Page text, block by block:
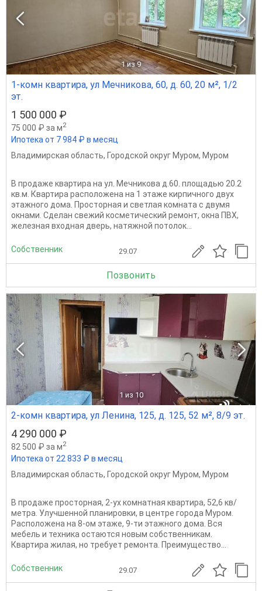
1 из 9
1-комн квартира, ул Мечникова, 60, д. 60, 20 м², 1/2
эт.
1 500 000 ₽
75 000 ₽ за м2
Ипотека от 7 984 ₽ в месяц
Владимирская область, Городской округ Муром, Муром
В продаже квартира на ул. Мечникова д.60. площадью 20.2
кв.м. Квартира расположена на 1 этаже кирпичного двух
этажного дома. Просторная и светлая комната с двумя
окнами. Сделан свежий косметический ремонт, окна ПВХ,
железная входная дверь, натяжной потолок...
Собственник 29.07
Позвонить
1 из 10
2-комн квартира, ул Ленина, 125, д. 125, 52 м², 8/9 эт.
4 290 000 ₽
82 500 ₽ за м2
Ипотека от 22 833 ₽ в месяц
Владимирская область, Городской округ Муром, Муром
В продаже просторная, 2-ух комнатная квартира, 52,6 кв/
метра. Улучшенной планировки, в центре города Муром.
Расположена на 8-ом этаже, 9-ти этажного дома. Вся
мебель и техника остаются новым собственникам.
Квартира жилая, но требует ремонта. Преимущество...
Собственник 29.07